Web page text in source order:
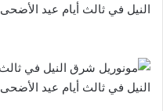
النيل في ثالث أيام عيد الأضحى
النيل في ثالث أيام عيد الأضحى